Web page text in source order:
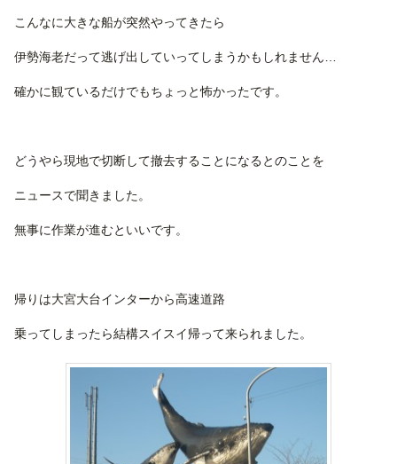
こんなに大きな船が突然やってきたら
伊勢海老だって逃げ出していってしまうかもしれません…
確かに観ているだけでもちょっと怖かったです。
どうやら現地で切断して撤去することになるとのことを
ニュースで聞きました。
無事に作業が進むといいです。
帰りは大宮大台インターから高速道路
乗ってしまったら結構スイスイ帰って来られました。